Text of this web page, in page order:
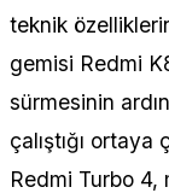
teknik
gemisi Redmi
sürmesinin
çalıştığı ortaya
Redmi Turbo 4,